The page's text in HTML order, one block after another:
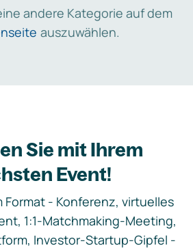
andere Kategorie auf dem
auszuwählen.
Sie mit Ihrem
Event!
Format - Konferenz, virtuelles
1:1-Matchmaking-Meeting,
Investor-Startup-Gipfel -